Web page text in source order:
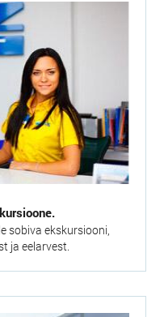
sobiva ekskursiooni,
ja eelarvest.